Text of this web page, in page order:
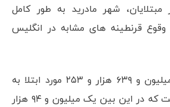
مبتلایان، شهر مادرید به طور کامل
وقوع قرنطینه های مشابه در انگلیس
تاکنون بیش از ۳۸ میلیون و ۶۳۹ هزار و ۲۵۳ مورد ابتلا به
کرونا گزارش شده است که در این بین یک میلیون و ۹۴ هزار